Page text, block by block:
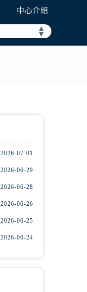
中心介绍
▲
▼
2026-07-01
2026-06-29
2026-06-28
2026-06-26
2026-06-25
2026-06-24